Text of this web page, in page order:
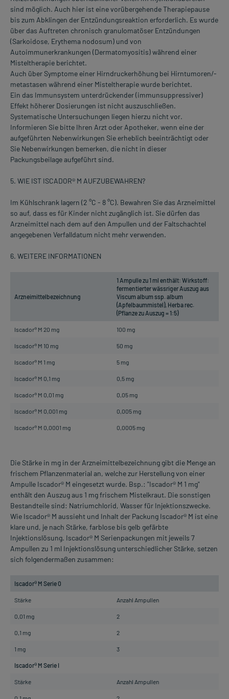
sind möglich. Auch hier ist eine vorübergehende Therapiepause
bis zum Abklingen der Entzündungsreaktion erforderlich. Es wurde
über das Auftreten chronisch granulomatöser Entzündungen
(Sarkoidose, Erythema nodosum) und von
Autoimmunerkrankungen (Dermatomyositis) während einer
Misteltherapie berichtet.
Auch über Symptome einer Hirndruckerhöhung bei Hirntumoren/-
metastasen während einer Misteltherapie wurde berichtet.
Ein das Immunsystem unterdrückender (immunsuppressiver)
Effekt höherer Dosierungen ist nicht auszuschließen.
Systematische Untersuchungen liegen hierzu nicht vor.
Informieren Sie bitte Ihren Arzt oder Apotheker, wenn eine der
aufgeführten Nebenwirkungen Sie erheblich beeinträchtigt oder
Sie Nebenwirkungen bemerken, die nicht in dieser
Packungsbeilage aufgeführt sind.
5. WIE IST ISCADOR® M AUFZUBEWAHREN?
Im Kühlschrank lagern (2 °C - 8 °C). Bewahren Sie das Arzneimittel
so auf, dass es für Kinder nicht zugänglich ist. Sie dürfen das
Arzneimittel nach dem auf den Ampullen und der Faltschachtel
angegebenen Verfalldatum nicht mehr verwenden.
6. WEITERE INFORMATIONEN
Arzneimittelbezeichnung
1 Ampulle zu 1 ml enthält: Wirkstoff:
fermentierter wässriger Auszug aus
Viscum album ssp. album
(Apfelbaummistel), Herba rec.
(Pflanze zu Auszug = 1:5)
Iscador® M 20 mg 100 mg
Iscador® M 10 mg 50 mg
Iscador® M 1 mg 5 mg
Iscador® M 0,1 mg 0,5 mg
Iscador® M 0,01 mg 0,05 mg
Iscador® M 0,001 mg 0,005 mg
Iscador® M 0,0001 mg 0,0005 mg
Die Stärke in mg in der Arzneimittelbezeichnung gibt die Menge an
frischem Pflanzenmaterial an, welche zur Herstellung von einer
Ampulle Iscador® M eingesetzt wurde. Bsp.: "Iscador® M 1 mg"
enthält den Auszug aus 1 mg frischem Mistelkraut. Die sonstigen
Bestandteile sind: Natriumchlorid, Wasser für Injektionszwecke.
Wie Iscador® M aussieht und Inhalt der Packung Iscador® M ist eine
klare und, je nach Stärke, farblose bis gelb gefärbte
Injektionslösung. Iscador® M Serienpackungen mit jeweils 7
Ampullen zu 1 ml Injektionslösung unterschiedlicher Stärke, setzen
sich folgendermaßen zusammen:
Iscador® M Serie 0
Stärke Anzahl Ampullen
0,01 mg 2
0,1 mg 2
1 mg 3
Iscador® M Serie I
Stärke Anzahl Ampullen